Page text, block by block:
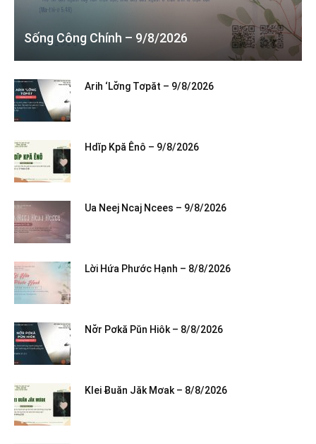
Sống Công Chính – 9/8/2026
Arih ‘Lơ̆ng Tơpăt – 9/8/2026
Hdĭp Kpă Ênô – 9/8/2026
Ua Neej Ncaj Ncees – 9/8/2026
Lời Hứa Phước Hạnh – 8/8/2026
Nơ̆r Pơkă Pŭn Hiôk – 8/8/2026
Klei Ƀuăn Jăk Mơak – 8/8/2026